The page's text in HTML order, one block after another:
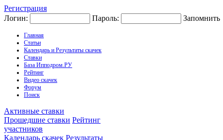
Регистрация
Логин:
Пароль: Запомнить
Главная
Статьи
Календарь и Результаты скачек
Ставки
База Ипподром.РУ
Рейтинг
Видео скачек
Форум
Поиск
Активные ставки
Прошедшие ставки Рейтинг
участников
Календарь скачек Результаты